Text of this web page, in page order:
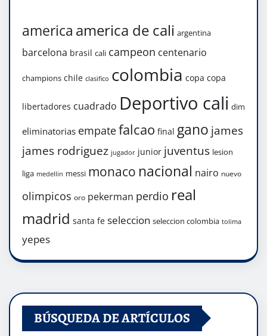
america america de cali argentina
barcelona brasil cali campeon centenario
champions chile clasifico colombia copa copa
libertadores cuadrado Deportivo cali dim
eliminatorias empatefalcao final gano james
james rodriguez jugador junior juventus lesion
liga medellin messi monaco nacional nairo nuevo
olimpicos oro pekerman perdio real
madrid santa fe seleccion seleccion colombia tolima
yepes
BÚSQUEDA DE ARTÍCULOS